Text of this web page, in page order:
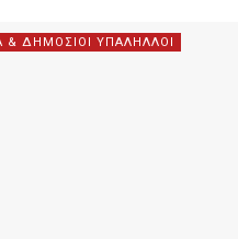
& ΔΗΜΟΣΙΟΙ ΥΠΑΛΗΛΛΟΙ